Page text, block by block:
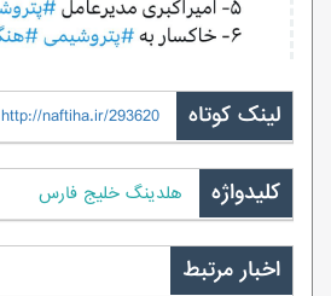
لینک کوتاه http://naftiha.ir/293620
کلیدواژه هلدینگ خلیج فارس
اخبار مرتبط